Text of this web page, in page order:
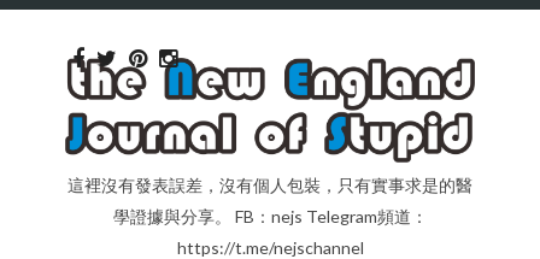
這裡沒有發表誤差，沒有個人包裝，只有實事求是的醫
學證據與分享。 FB：nejs Telegram頻道：
https://t.me/nejschannel